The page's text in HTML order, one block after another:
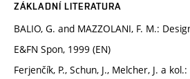
ZÁKLADNÍ LITERATURA
BALIO, G. and MAZZOLANI, F. M.:
E&FN Spon, 1999 (EN)
Ferjenčík, P., Schun, J., Melcher, J. a kol.: